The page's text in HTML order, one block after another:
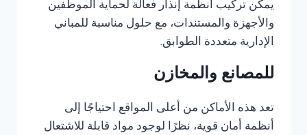
يمكن تركيب أنظمة إنذار فعالة لحماية الموظفين
والأجهزة والمستندات، مع حلول مناسبة للمباني
الإدارية متعددة الطوابق.
للمصانع والمخازن
تعد هذه الأماكن من أعلى المواقع احتياجًا إلى
أنظمة أمان قوية، نظرًا لوجود مواد قابلة للاشتعال